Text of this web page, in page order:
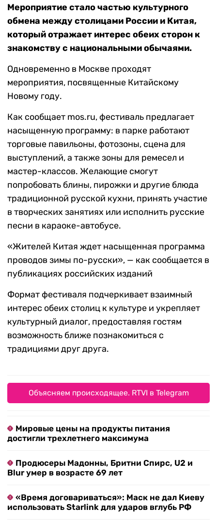
Мероприятие стало частью культурного
обмена между столицами России и Китая,
который отражает интерес обеих сторон к
знакомству с национальными обычаями.
Одновременно в Москве проходят
мероприятия, посвященные Китайскому
Новому году.
Как сообщает mos.ru, фестиваль предлагает
насыщенную программу: в парке работают
торговые павильоны, фотозоны, сцена для
выступлений, а также зоны для ремесел и
мастер-классов. Желающие смогут
попробовать блины, пирожки и другие блюда
традиционной русской кухни, принять участие
в творческих занятиях или исполнить русские
песни в караоке-автобусе.
«Жителей Китая ждет насыщенная программа
проводов зимы по-русски», — как сообщается в
публикациях российских изданий
Формат фестиваля подчеркивает взаимный
интерес обеих столиц к культуре и укрепляет
культурный диалог, предоставляя гостям
возможность ближе познакомиться с
традициями друг друга.
Объясняем происходящее. RTVI в Telegram
Мировые цены на продукты питания
достигли трехлетнего максимума
Продюсеры Мадонны, Бритни Спирс, U2 и
Blur умер в возрасте 69 лет
«Время договариваться»: Маск не дал Киеву
использовать Starlink для ударов вглубь РФ